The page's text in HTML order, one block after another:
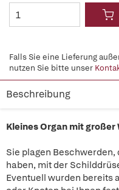
Falls Sie eine Lieferung
nutzen Sie bitte unser
Beschreibung
Kleines Organ mit großer
Sie plagen Beschwerden,
haben, mit der
Eventuell wurden bereits